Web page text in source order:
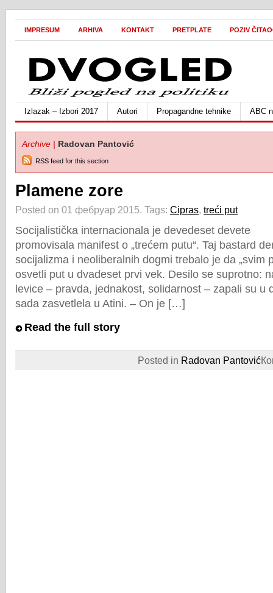
IMPRESUM ARHIVA KONTAKT PRETPLATE POZIV
Izlazak – Izbori 2017 Autori Propagandne tehnike ABC
Archive | Radovan Pantović
RSS feed for this section
Plamene zore
Posted on 01 фебруар 2015. Tags: Cipras, treći put
Socijalistička internacionala je devedeset devete
promovisala manifest o „trećem putu“. Taj bastard
socijalizma i neoliberalnih dogmi trebalo je da „svim
osvetli put u dvadeset prvi vek. Desilo se suprotno:
levice – pravda, jednakost, solidarnost – zapali su u
sada zasvetlela u Atini. – On je […]
Read the full story
Posted in Radovan Pantović